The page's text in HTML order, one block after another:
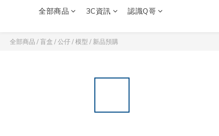
全部商品 3C資訊 認識Q哥
全部商品 /盲盒 / 公仔 / 模型 / 新品預購